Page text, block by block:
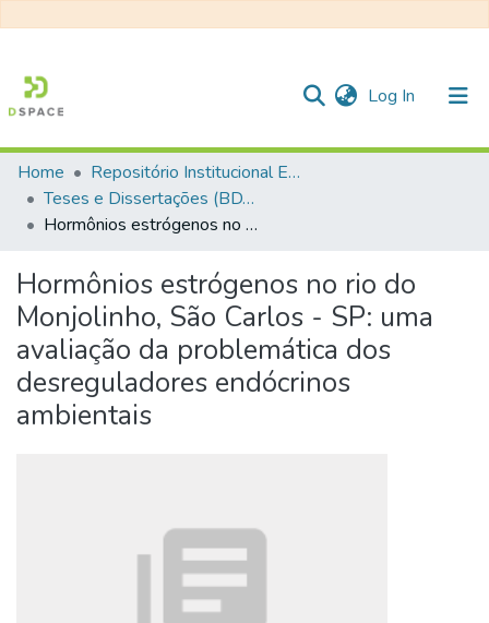
Log In (current)
Communities & Collections
All of DSpace
Statistics
Home
Repositório Institucional EESC
Teses e Dissertações (BDTD USP)
Hormônios estrógenos no rio do Monjolinho, São Carlos - SP: uma avaliação da problemática dos desreguladores endócrinos ambientais
Hormônios estrógenos no rio do
Monjolinho, São Carlos - SP: uma
avaliação da problemática dos
desreguladores endócrinos
ambientais